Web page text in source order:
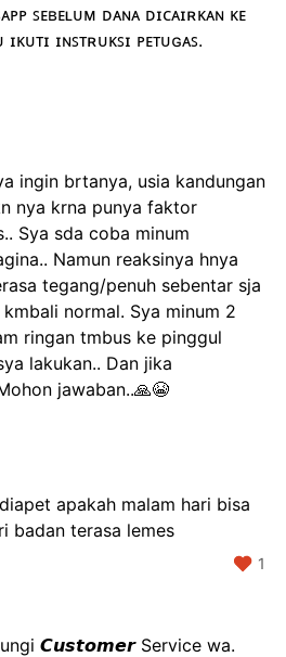
ꜱᴇʙᴇʟᴜᴍ ᴅᴀɴᴀ ᴅɪᴄᴀɪʀᴋᴀɴ ᴋᴇ
ɪɴꜱᴛʀᴜᴋꜱɪ ᴘᴇᴛᴜɢᴀꜱ.
ingin brtanya, usia kandungan
nya krna punya faktor
Sya sda coba minum
Namun reaksinya hnya
tegang/penuh sebentar sja
normal. Sya minum 2
ringan tmbus ke pinggul
lakukan.. Dan jika
jawaban..🙏😭
apakah malam hari bisa
badan terasa lemes
1
𝘾𝙪𝙨𝙩𝙤𝙢𝙚𝙧 Service wa.